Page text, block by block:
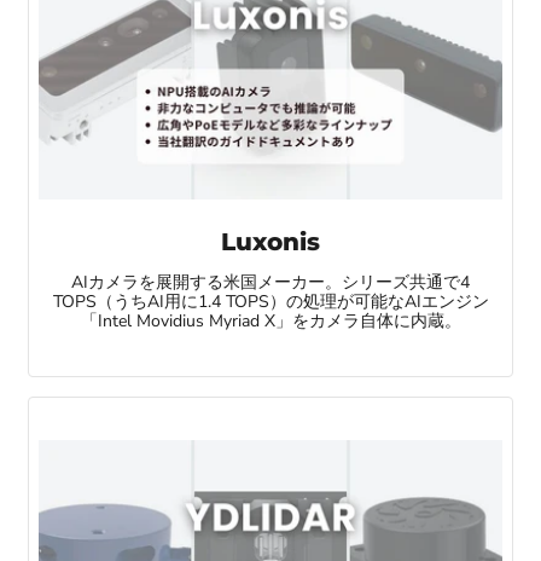
Luxonis
AIカメラを展開する米国メーカー。シリーズ共通で4
TOPS（うちAI用に1.4 TOPS）の処理が可能なAIエンジン
「Intel Movidius Myriad X」をカメラ自体に内蔵。